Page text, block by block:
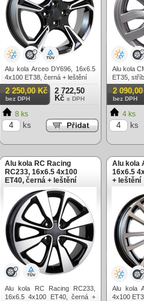
Alu kola Arceo DY696, 16x6.5
4x100 ET38, černá + leštění
2 250,00 Kč
bez DPH
2 722,50
Kč s DPH
8 ks
ks
Alu kola
ET35,
2
bez DPH
4 ks
ks
Alu kola RC Racing
RC233, 16x6.5 4x100
ET40, černá + leštění
Alu kola RC Racing RC233,
16x6.5 4x100 ET40, černá +
Alu kola
16x6.5
+ leštění
Alu kola
4x100